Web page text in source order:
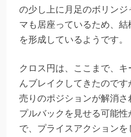
の少し上に月足のボリン
マも居座っているため、結
を形成しているようです。
クロス円は、ここまで、
んブレイクしてきたので
売りのポジションが解消
プルバックを見せる可能
で、プライスアクション